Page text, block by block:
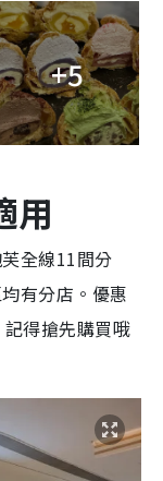
+5
用
全線11間分
有分店。優惠
得搶先購買哦